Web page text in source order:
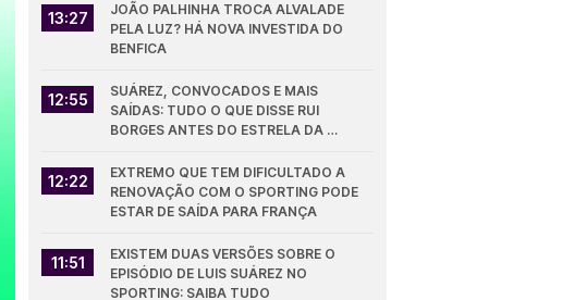
13:27
JOÃO PALHINHA TROCA ALVALADE
PELA LUZ? HÁ NOVA INVESTIDA DO
BENFICA
12:55
SUÁREZ, CONVOCADOS E MAIS
SAÍDAS: TUDO O QUE DISSE RUI
BORGES ANTES DO ESTRELA DA
12:22
EXTREMO QUE TEM DIFICULTADO A
RENOVAÇÃO COM O SPORTING PODE
ESTAR DE SAÍDA PARA FRANÇA
11:51
EXISTEM DUAS VERSÕES SOBRE O
EPISÓDIO DE LUIS SUÁREZ NO
SPORTING: SAIBA TUDO